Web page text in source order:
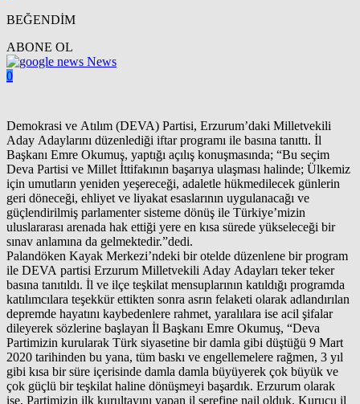
BEĞENDİM
ABONE OL
News
0
Demokrasi ve Atılım (DEVA) Partisi, Erzurum’daki Milletvekili
Aday Adaylarını düzenlediği iftar programı ile basına tanıttı. İl
Başkanı Emre Okumuş, yaptığı açılış konuşmasında; “Bu seçim
Deva Partisi ve Millet İttifakının başarıya ulaşması halinde; Ülkemiz
için umutların yeniden yeşereceği, adaletle hükmedilecek günlerin
geri döneceği, ehliyet ve liyakat esaslarının uygulanacağı ve
güçlendirilmiş parlamenter sisteme dönüş ile Türkiye’mizin
uluslararası arenada hak ettiği yere en kısa sürede yükseleceği bir
sınav anlamına da gelmektedir.”dedi.
Palandöken Kayak Merkezi’ndeki bir otelde düzenlene bir program
ile DEVA partisi Erzurum Milletvekili Aday Adayları teker teker
basına tanıtıldı. İl ve ilçe teşkilat mensuplarının katıldığı programda
katılımcılara teşekkür ettikten sonra asrın felaketi olarak adlandırılan
depremde hayatını kaybedenlere rahmet, yaralılara ise acil şifalar
dileyerek sözlerine başlayan İl Başkanı Emre Okumuş, “Deva
Partimizin kurularak Türk siyasetine bir damla gibi düştüğü 9 Mart
2020 tarihinden bu yana, tüm baskı ve engellemelere rağmen, 3 yıl
gibi kısa bir süre içerisinde damla damla büyüyerek çok büyük ve
çok güçlü bir teşkilat haline dönüşmeyi başardık. Erzurum olarak
ise, Partimizin ilk kurultayını yapan il şerefine nail olduk. Kurucu il